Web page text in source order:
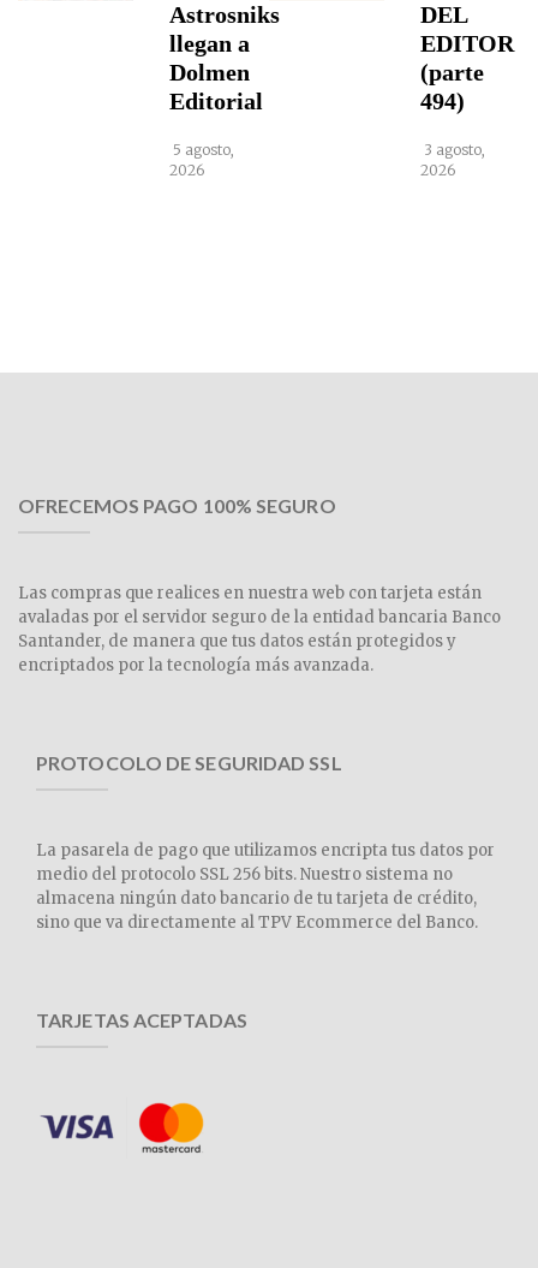
Astrosniks
llegan a
Dolmen
Editorial
5 agosto,
2026
DEL
EDITOR
(parte
494)
3 agosto,
2026
OFRECEMOS PAGO 100% SEGURO
Las compras que realices en nuestra web con tarjeta están
avaladas por el servidor seguro de la entidad bancaria Banco
Santander, de manera que tus datos están protegidos y
encriptados por la tecnología más avanzada.
PROTOCOLO DE SEGURIDAD SSL
La pasarela de pago que utilizamos encripta tus datos por
medio del protocolo SSL 256 bits. Nuestro sistema no
almacena ningún dato bancario de tu tarjeta de crédito,
sino que va directamente al TPV Ecommerce del Banco.
TARJETAS ACEPTADAS